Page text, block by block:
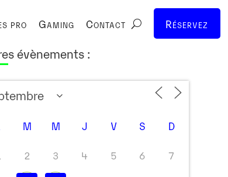
pro Gaming Contact Réservez
évènements :
M M J V S D
2 3 4 5 6 7